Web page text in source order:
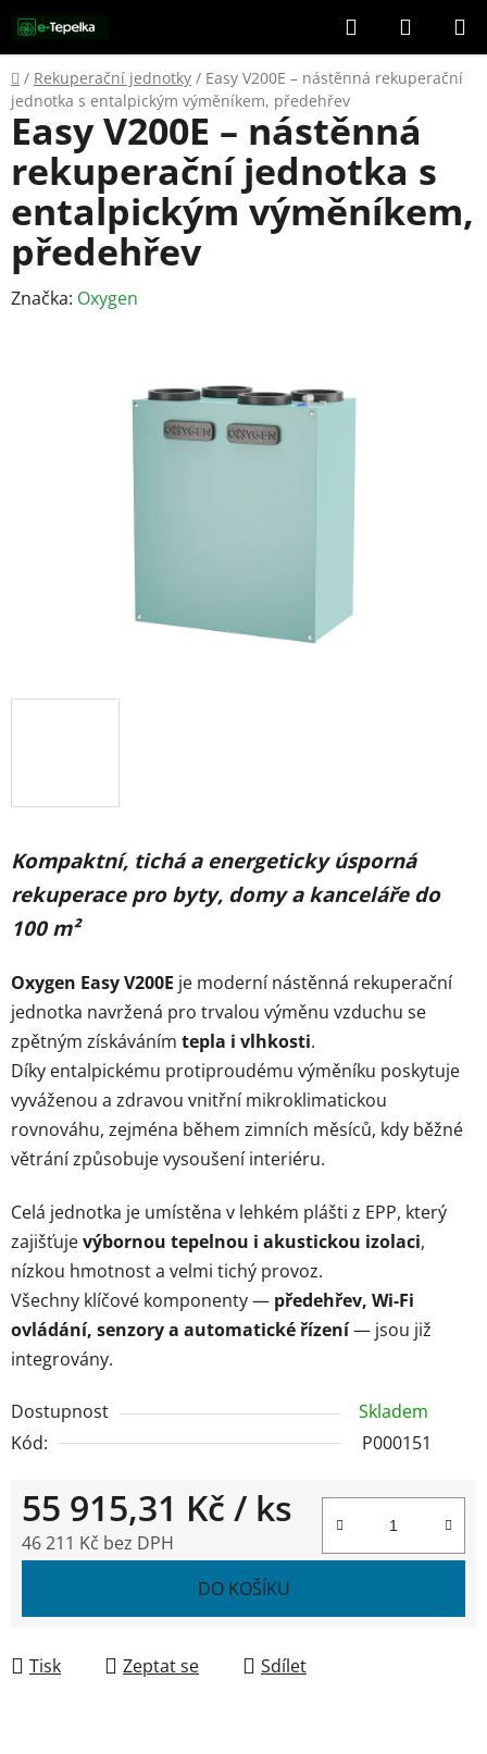
na
obsah
Hledat
KOŠÍK
Domů
/ Rekuperační jednotky / Easy V200E – nástěnná rekuperační
jednotka s entalpickým výměníkem, předehřev
Kompaktní, tichá a energeticky úsporná
rekuperace pro byty, domy a kanceláře do
100 m²
Oxygen Easy V200E je moderní nástěnná rekuperační
jednotka navržená pro trvalou výměnu vzduchu se
zpětným získáváním tepla i vlhkosti.
Díky entalpickému protiproudému výměníku poskytuje
vyváženou a zdravou vnitřní mikroklimatickou
rovnováhu, zejména během zimních měsíců, kdy běžné
větrání způsobuje vysoušení interiéru.
Celá jednotka je umístěna v lehkém plášti z EPP, který
zajišťujevýbornou tepelnou i akustickou izolaci,
nízkou hmotnost a velmi tichý provoz.
Všechny klíčové komponenty — předehřev, Wi-Fi
ovládání, senzory a automatické řízení— jsou již
integrovány.
Dostupnost
Skladem
Kód:
P000151
55 915,31 Kč / ks
46 211 Kč bez DPH
DO KOŠÍKU
Tisk Zeptat se Sdílet
Easy V200E – nástěnná
rekuperační jednotka s
entalpickým výměníkem,
předehřev
Značka: Oxygen